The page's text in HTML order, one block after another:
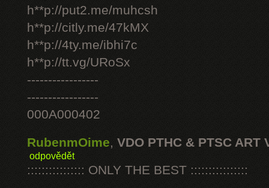
h**p://put2.me/muhcsh
h**p://citly.me/47kMX
h**p://4ty.me/ibhi7c
h**p://tt.vg/URoSx
-----------------
-----------------
000A000402
RubenmOime, VDO PTHC & PTSC ART
odpovědět
:::::::::::::::: ONLY THE BEST ::::::::::::::::